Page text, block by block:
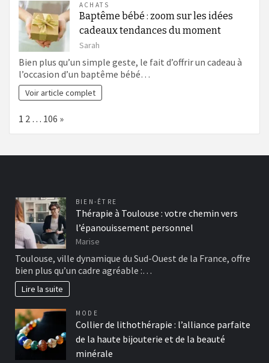
ACHATS
Baptême bébé : zoom sur les idées
cadeaux tendances du moment
Sarah
Bien plus qu’un simple geste, le fait d’offrir un cadeau à
l’occasion d’un baptême bébé…
Voir article complet
Page:
1 2 … 106 Next
»
BIEN-ÊTRE
Thérapie à Toulouse : votre chemin vers
l’épanouissement personnel
Marise
Toulouse, ville dynamique du Sud-Ouest de la France, offre
bien plus qu’un cadre agréable :…
Lire la suite
MODE
Collier de lithothérapie : l’alliance parfaite
de la haute bijouterie et de la beauté
minérale